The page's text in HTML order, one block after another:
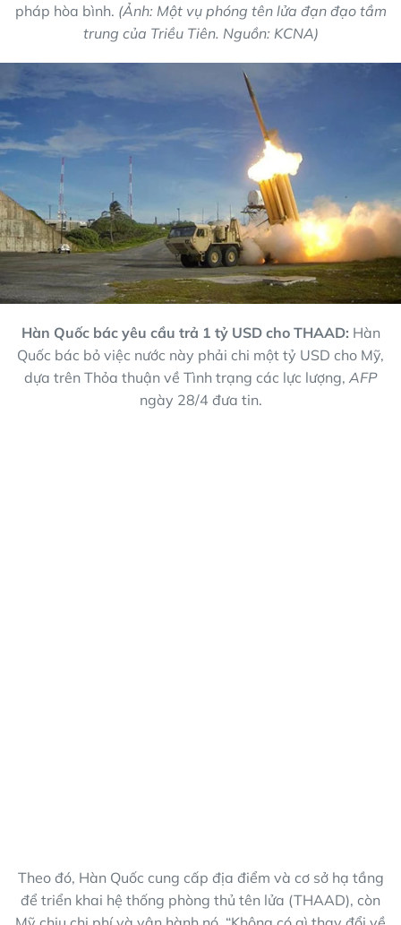
pháp hòa bình. (Ảnh: Một vụ phóng tên lửa đạn đạo tầm
trung của Triều Tiên. Nguồn: KCNA)
Hàn Quốc bác yêu cầu trả 1 tỷ USD cho THAAD: Hàn
Quốc bác bỏ việc nước này phải chi một tỷ USD cho Mỹ,
dựa trên Thỏa thuận về Tình trạng các lực lượng, AFP
ngày 28/4 đưa tin.
Theo đó, Hàn Quốc cung cấp địa điểm và cơ sở hạ tầng
để triển khai hệ thống phòng thủ tên lửa (THAAD), còn